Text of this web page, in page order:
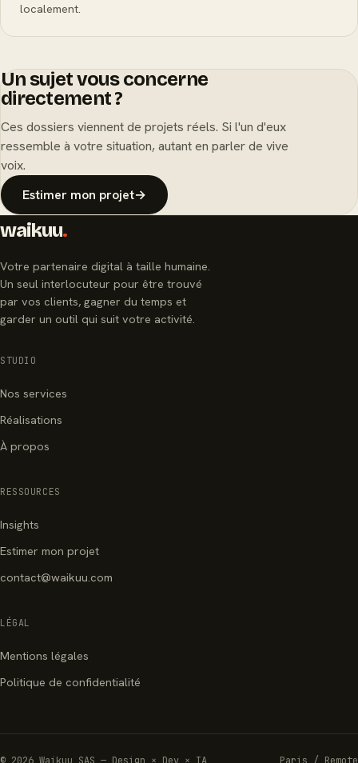
localement.
Un sujet vous concerne
directement ?
Ces dossiers viennent de projets réels. Si l'un d'eux
ressemble à votre situation, autant en parler de vive
voix.
Estimer mon projet→
waikuu.
Votre partenaire digital à taille humaine.
Un seul interlocuteur pour être trouvé
par vos clients, gagner du temps et
garder un outil qui suit votre activité.
STUDIO
Nos services
Réalisations
À propos
RESSOURCES
Insights
Estimer mon projet
contact@waikuu.com
LÉGAL
Mentions légales
Politique de confidentialité